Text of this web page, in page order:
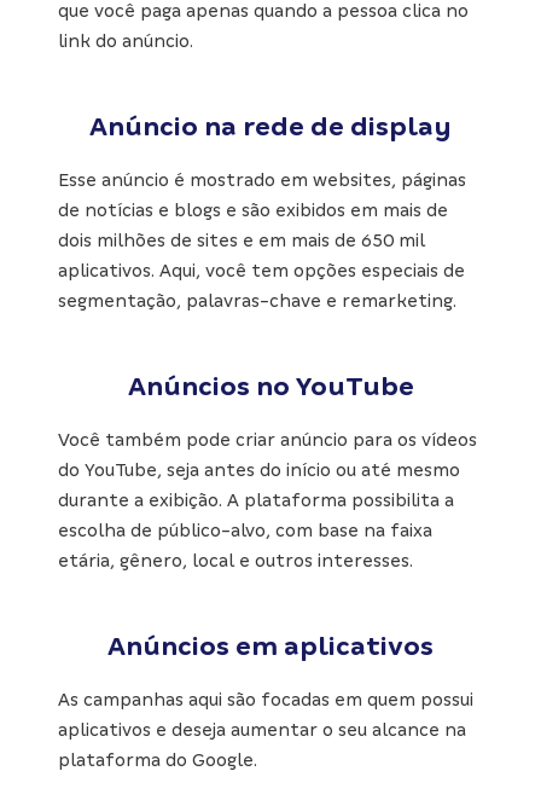
que você paga apenas quando a pessoa clica no
link do anúncio.
Anúncio na rede de display
Esse anúncio é mostrado em websites, páginas
de notícias e blogs e são exibidos em mais de
dois milhões de sites e em mais de 650 mil
aplicativos. Aqui, você tem opções especiais de
segmentação, palavras-chave e remarketing.
Anúncios no YouTube
Você também pode criar anúncio para os vídeos
do YouTube, seja antes do início ou até mesmo
durante a exibição. A plataforma possibilita a
escolha de público-alvo, com base na faixa
etária, gênero, local e outros interesses.
Anúncios em aplicativos
As campanhas aqui são focadas em quem possui
aplicativos e deseja aumentar o seu alcance na
plataforma do Google.